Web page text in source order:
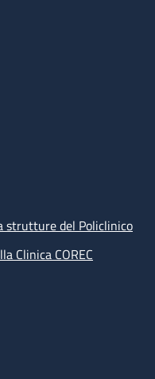
strutture del Policlinico
Clinica COREC